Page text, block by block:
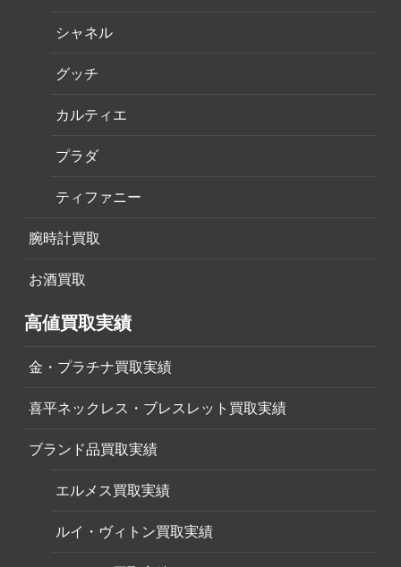
シャネル
グッチ
カルティエ
プラダ
ティファニー
腕時計買取
お酒買取
高値買取実績
金・プラチナ買取実績
喜平ネックレス・ブレスレット買取実績
ブランド品買取実績
エルメス買取実績
ルイ・ヴィトン買取実績